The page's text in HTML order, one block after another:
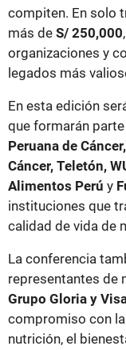
compiten. En solo
más de S/ 250,000
organizaciones y
legados más
En esta edición
que formarán
Peruana de
Cáncer, Teletón,
Alimentos Perú y
instituciones que
calidad de vida de
La conferencia
representantes de
Grupo Gloria y
compromiso con
nutrición, el